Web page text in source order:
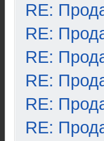
RE:
RE:
RE:
RE:
RE:
RE: